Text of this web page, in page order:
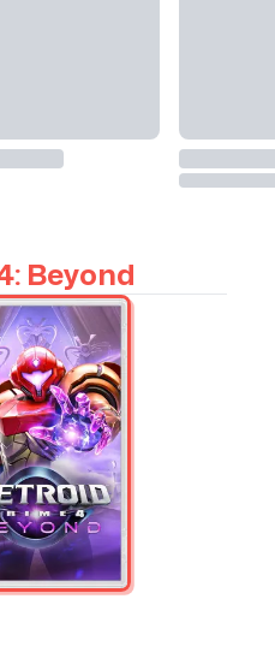
Beyond